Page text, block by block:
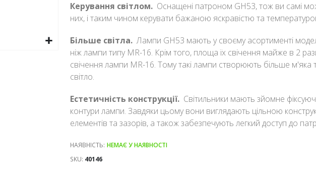
Керування світлом. Оснащені патроном GH53, тож ви самі
них, і таким чином керувати бажаною яскравістю та
Більше світла. Лампи GH53 мають у своєму асортименті
ніж лампи типу MR-16. Крім того, площа їх свічення майже в 2
свічення лампи MR-16.Тому такі лампи створюють більше м'яка
світло.
Естетичність конструкції. Світильники мають зйомне
контури лампи. Завдяки цьому вони виглядають цільною
елементів та зазорів, а також забезпечують легкий доступ до
НАЯВНІСТЬ: НЕМАЄ У НАЯВНОСТІ
SKU 40146